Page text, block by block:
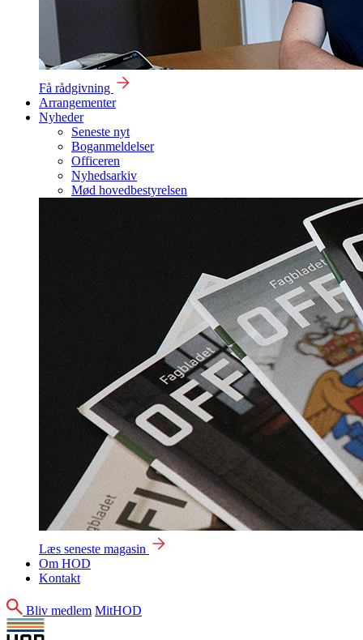
Få rådgivning
Arrangementer
Nyheder
Seneste nyt
Boganmeldelser
Officeren
Nyhedsarkiv
Mød hovedbestyrelsen
Læs seneste magasin
Om HOD
Kontakt
Søg
Bliv medlem MitHOD